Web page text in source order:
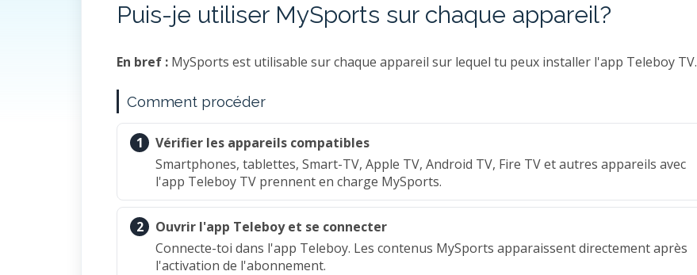
Puis-je utiliser MySports sur chaque appareil?
En bref : MySports est utilisable sur chaque appareil sur lequel tu peux installer l'app Teleboy TV.
Comment procéder
1
Vérifier les appareils compatibles
Smartphones, tablettes, Smart-TV, Apple TV, Android TV, Fire TV et autres appareils avec
l'app Teleboy TV prennent en charge MySports.
2
Ouvrir l'app Teleboy et se connecter
Connecte-toi dans l'app Teleboy. Les contenus MySports apparaissent directement après
l'activation de l'abonnement.